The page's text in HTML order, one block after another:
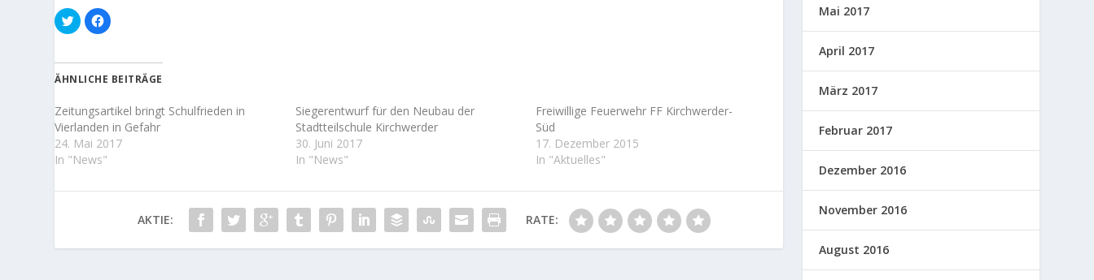
K
l
,
u
m
b
e
r
T
w
i
t
r
l
K
l
,
u
m
u
f
F
a
c
e
k
l
ÄHNLICHE BEITRÄGE
Zeitungsartikel bringt Schulfrieden in
Vierlanden in Gefahr
24. Mai 2017
In "News"
Siegerentwurf für den Neubau der
Stadtteilschule Kirchwerder
30. Juni 2017
In "News"
Freiwillige Feuerwehr FF Kirchwerder-
Süd
17. Dezember 2015
In "Aktuelles"
AKTIE: RATE:
Mai 2017
April 2017
März 2017
Februar 2017
Dezember 2016
November 2016
August 2016